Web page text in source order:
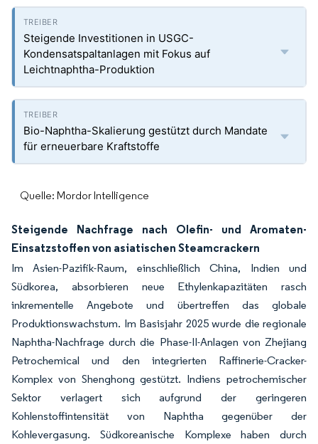
Steigende Investitionen in USGC-
Kondensatspaltanlagen mit Fokus auf
Leichtnaphtha-Produktion
Bio-Naphtha-Skalierung gestützt durch Mandate
für erneuerbare Kraftstoffe
Quelle: Mordor Intelligence
Steigende Nachfrage nach Olefin- und Aromaten-
Einsatzstoffen von asiatischen Steamcrackern
Im Asien-Pazifik-Raum, einschließlich China, Indien und
Südkorea, absorbieren neue Ethylenkapazitäten rasch
inkrementelle Angebote und übertreffen das globale
Produktionswachstum. Im Basisjahr 2025 wurde die regionale
Naphtha-Nachfrage durch die Phase-II-Anlagen von Zhejiang
Petrochemical und den integrierten Raffinerie-Cracker-
Komplex von Shenghong gestützt. Indiens petrochemischer
Sektor verlagert sich aufgrund der geringeren
Kohlenstoffintensität von Naphtha gegenüber der
Kohlevergasung. Südkoreanische Komplexe haben durch